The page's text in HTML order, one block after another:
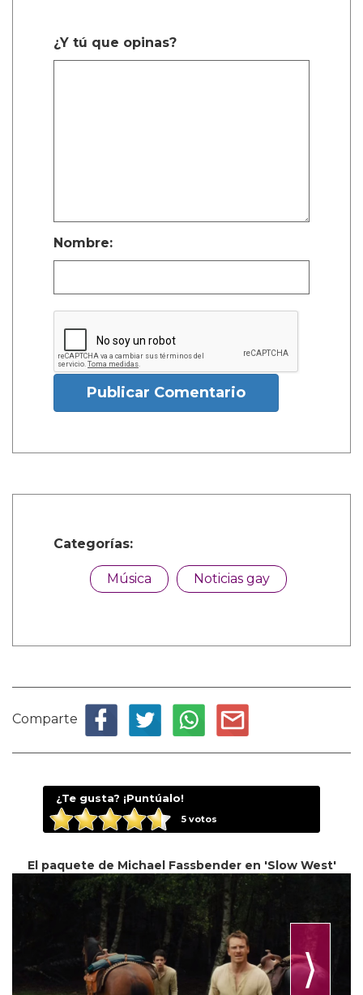
¿Y tú que opinas?
Nombre:
Publicar Comentario
Categorías:
Música Noticias gay
Comparte
¿Te gusta? ¡Puntúalo!
5votos
El paquete de Michael Fassbender en 'Slow West'
⟩